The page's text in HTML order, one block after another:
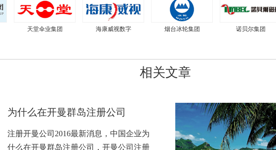
天堂伞业集团 海康威视数字 烟台冰轮集团 诺贝尔集团
相关文章
为什么在开曼群岛注册公司
注册开曼公司2016最新消息，中国企业为
什么在开曼群岛注册公司，开曼公司注册